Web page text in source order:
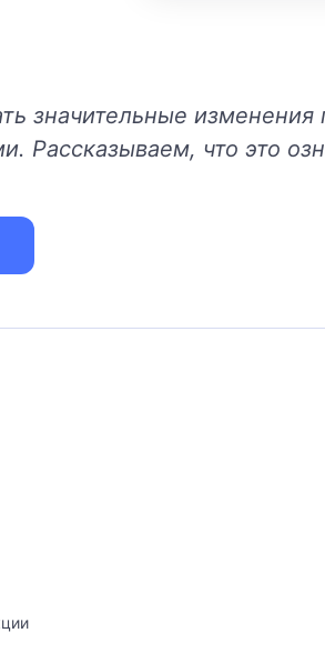
значительные изменения
Рассказываем, что это